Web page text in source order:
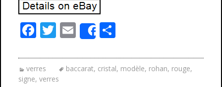
F
e
b
T
itt
er
E
m
ai
l
Share
ta
g
verres baccarat, cristal, modèle, rohan, rouge,
signe, verres